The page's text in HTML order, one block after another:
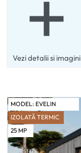
Vezi detalii si imagini
IZOLATĂ TERMIC
MODEL: EVELIN
25 MP